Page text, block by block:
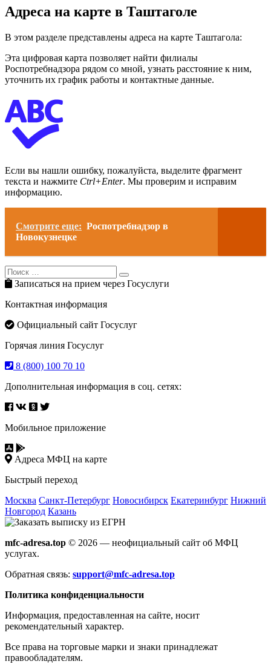
Адреса на карте в Таштаголе
В этом разделе представлены адреса на карте Таштагола:
Эта цифровая карта позволяет найти филиалы
Роспотребнадзора рядом со мной, узнать расстояние к ним,
уточнить их график работы и контактные данные.
Если вы нашли ошибку, пожалуйста, выделите фрагмент
текста и нажмите Ctrl+Enter. Мы проверим и исправим
информацию.
Смотрите еще: Роспотребнадзор в
Новокузнецке
Search
for:
Search
Записаться на прием через Госуслуги
Контактная информация
Официальный сайт Госуслуг
Горячая линия Госуслуг
8 (800) 100 70 10
Дополнительная информация в соц. сетях:
Мобильное приложение
Адреса МФЦ на карте
Быстрый переход
Москва Санкт-Петербург Новосибирск Екатеринбург Нижний
Новгород Казань
mfc-adresa.top © 2026 — неофициальный сайт об МФЦ
услугах.
Обратная связь: support@mfc-adresa.top
Политика конфиденциальности
Информация, предоставленная на сайте, носит
рекомендательный характер.
Все права на торговые марки и знаки принадлежат
правообладателям.